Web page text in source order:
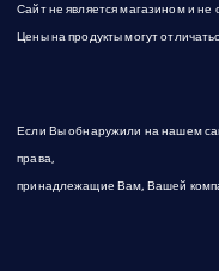
Сайт не является магазином и не
Цены на продукты могут
Если Вы обнаружили на нашем
права,
принадлежащие Вам, Вашей